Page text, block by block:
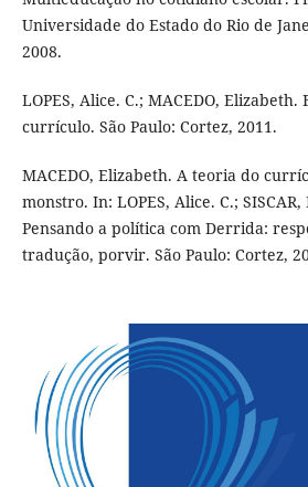
Universidade do Estado do Rio de
2008.
LOPES, Alice. C.; MACEDO, Elizabeth.
currículo. São Paulo: Cortez, 2011.
MACEDO, Elizabeth. A teoria do
monstro. In: LOPES, Alice. C.;
Pensando a política com Derrida:
tradução, porvir. São Paulo: Cortez,